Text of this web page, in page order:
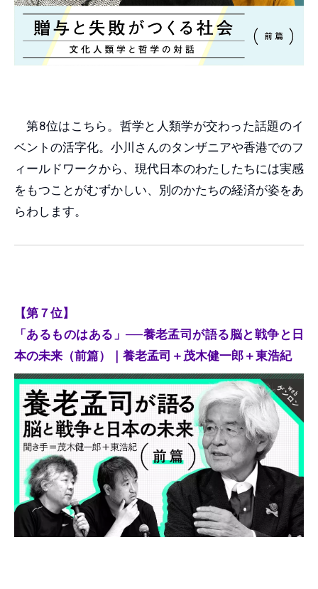
第8位はこちら。哲学と人類学が交わった話題のイ
ベントの活字化。小川さんのタンザニアや香港でのフ
ィールドワークから、現代日本のわたしたちには実感
をもつことがむずかしい、別のかたちの経済が姿をあ
らわします。
【第７位】
「あるものはある」──養老孟司が語る脳と戦争と日
本の未来（前篇）｜養老孟司＋茂木健一郎＋東浩紀